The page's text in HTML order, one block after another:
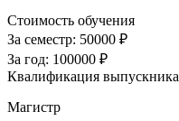
Стоимость обучения
За семестр: 50000 ₽
За год: 100000 ₽
Квалификация выпускника
Магистр